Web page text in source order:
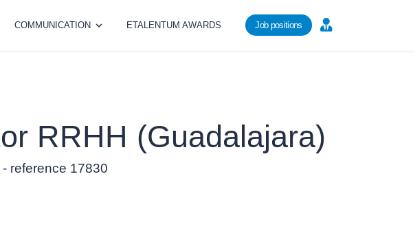
COMMUNICATION ETALENTUM AWARDS Job positions
RRHH (Guadalajara)
reference 17830